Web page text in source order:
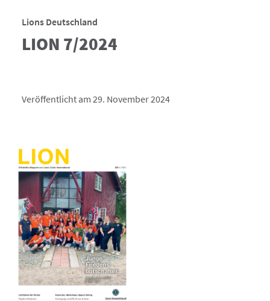
Lions Deutschland
LION 7/2024
Veröffentlicht am 29. November 2024